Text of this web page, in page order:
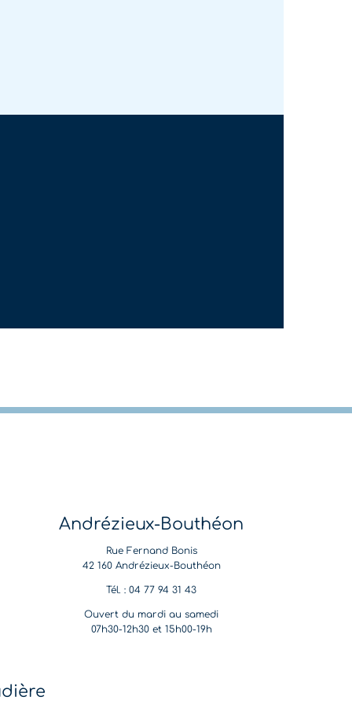
Andrézieux-Bouthéon
Rue Fernand Bonis
42 160 Andrézieux-Bouthéon
Tél. : 04 77 94 31 43
Ouvert du mardi au samedi
07h30-12h30 et 15h00-19h